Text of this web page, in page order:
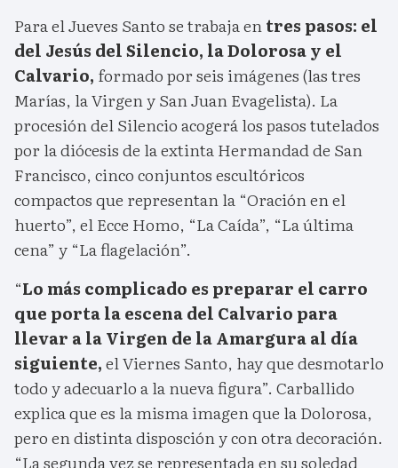
Para el Jueves Santo se trabaja entres pasos: el
del Jesús del Silencio, la Dolorosa y el
Calvario, formado por seis imágenes (las tres
Marías, la Virgen y San Juan Evagelista). La
procesión del Silencio acogerá los pasos tutelados
por la diócesis de la extinta Hermandad de San
Francisco, cinco conjuntos escultóricos
compactos que representan la “Oración en el
huerto”, el Ecce Homo, “La Caída”, “La última
cena” y “La flagelación”.
“Lo más complicado es preparar el carro
que porta la escena del Calvario para
llevar a la Virgen de la Amargura al día
siguiente,el Viernes Santo, hay que desmotarlo
todo y adecuarlo a la nueva figura”. Carballido
explica que es la misma imagen que la Dolorosa,
pero en distinta disposción y con otra decoración.
“La segunda vez se representada en su soledad